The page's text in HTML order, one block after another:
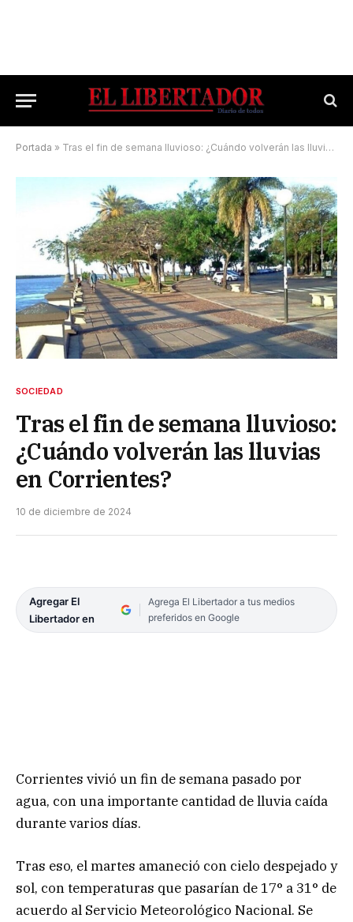
Portada » Tras el fin de semana lluvioso: ¿Cuándo volverán las lluvias en Corrientes?
SOCIEDAD
Tras el fin de semana lluvioso:
¿Cuándo volverán las lluvias
en Corrientes?
10 de diciembre de 2024
Agregar El
Libertador en
Agrega El Libertador a tus medios
preferidos en Google
Corrientes vivió un fin de semana pasado por
agua, con una importante cantidad de lluvia caída
durante varios días.
Tras eso, el martes amaneció con cielo despejado y
sol, con temperaturas que pasarían de 17° a 31° de
acuerdo al Servicio Meteorológico Nacional. Se